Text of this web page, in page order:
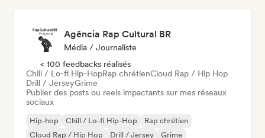
Agência Rap Cultural BR
Média / Journaliste
< 100 feedbacks réalisés
Chill / Lo-fi Hip-HopRap chrétienCloud Rap / Hip Hop
Drill / JerseyGrime
Publier des posts ou reels impactants sur mes réseaux
sociaux
Hip-hop Chill / Lo-fi Hip-Hop
Rap chrétien
Cloud Rap / Hip Hop
Drill / Jersey Grime